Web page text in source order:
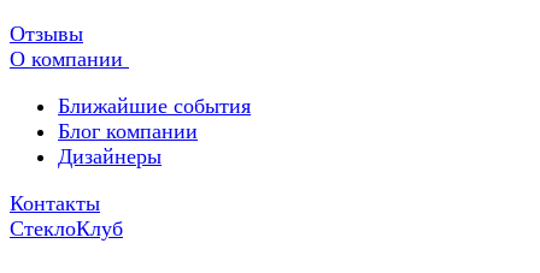
Отзывы
О компании
Ближайшие события
Блог компании
Дизайнеры
Контакты
СтеклоКлуб